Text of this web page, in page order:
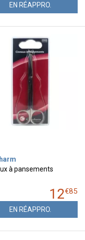
EN RÉAPPRO.
à pansements
12€85
EN RÉAPPRO.